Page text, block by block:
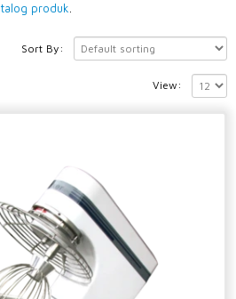
produk.
Sort By:
View: